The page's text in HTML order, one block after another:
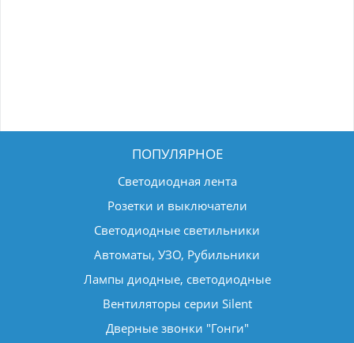
ПОПУЛЯРНОЕ
Светодиодная лента
Розетки и выключатели
Светодиодные светильники
Автоматы, УЗО, Рубильники
Лампы диодные, светодиодные
Вентиляторы серии Silent
Дверные звонки "Гонги"